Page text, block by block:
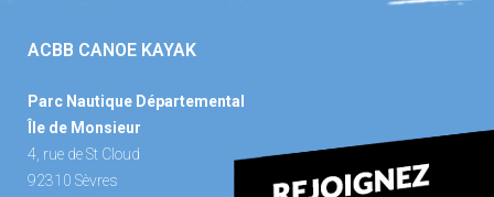
ACBB CANOE KAYAK
Parc Nautique Départemental
Île de Monsieur
4, rue de St Cloud
92310 Sèvres